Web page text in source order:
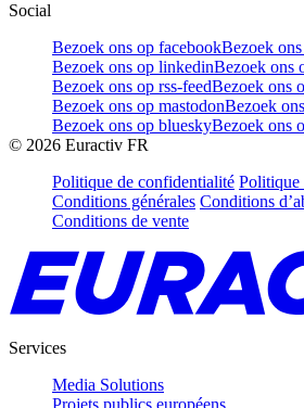
Social
Bezoek ons op facebookBezoek
Bezoek ons op linkedinBezoek ons
Bezoek ons op rss-feedBezoek ons
Bezoek ons op mastodonBezoek
Bezoek ons op blueskyBezoek ons
© 2026 Euractiv FR
Politique de confidentialité Politique
Conditions générales Conditions
Conditions de vente
Services
Media Solutions